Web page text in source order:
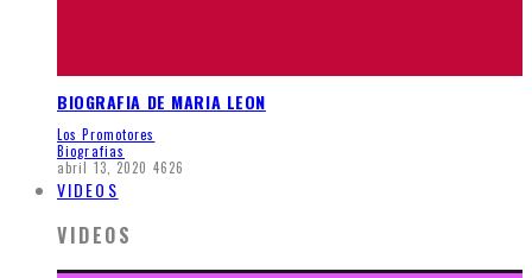
BIOGRAFIA DE MARIA LEON
Los Promotores
Biografias
abril 13, 2020 4626
VIDEOS
VIDEOS